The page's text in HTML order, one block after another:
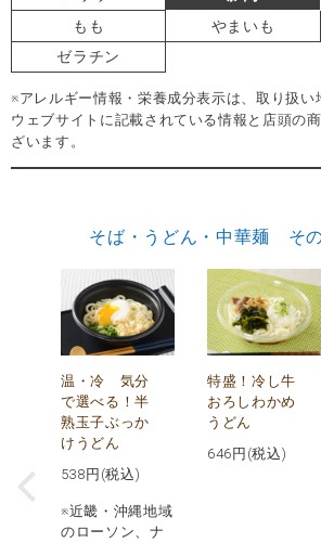
もも
やまいも
ゼラチン
※アレルギー情報・栄養成分表示は、取り扱い
ウェブサイトに記載されている情報と店頭の
ざいます。
そば・うどん・中華麺 そ
沖
温・冷 気分
で選べる！半
熟玉子ぶっか
けうどん
538 円(税込)
※近畿・沖縄地域
のローソン、ナ
特盛！冷し牛
おろしわかめ
うどん
646 円(税込)